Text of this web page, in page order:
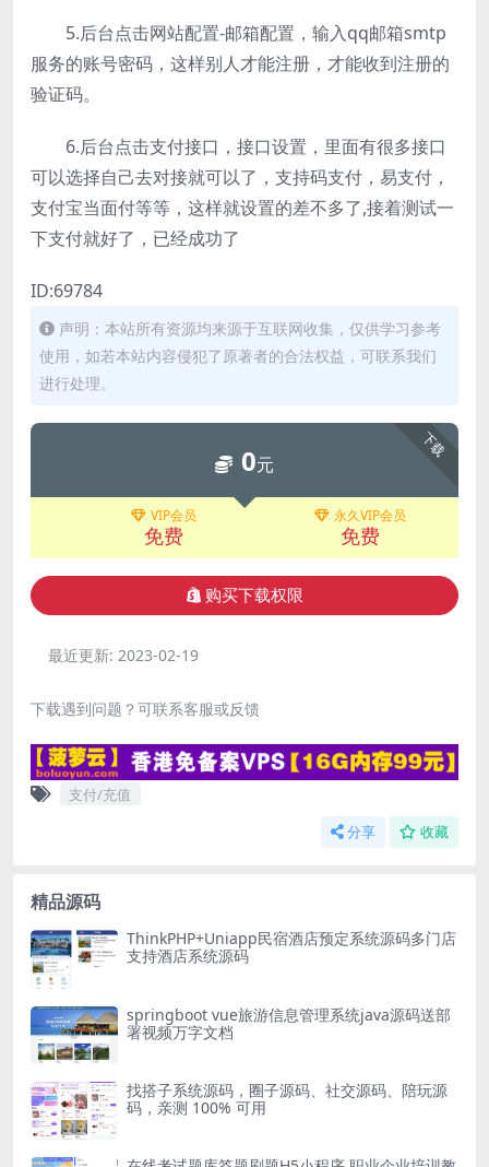
5.后台点击网站配置-邮箱配置，输入qq邮箱smtp
服务的账号密码，这样别人才能注册，才能收到注册的
验证码。
6.后台点击支付接口，接口设置，里面有很多接口
可以选择自己去对接就可以了，支持码支付，易支付，
支付宝当面付等等，这样就设置的差不多了,接着测试一
下支付就好了，已经成功了
ID:69784
声明：本站所有资源均来源于互联网收集，仅供学习参考
使用，如若本站内容侵犯了原著者的合法权益，可联系我们
进行处理。
下载
0元
VIP会员
免费
永久VIP会员
免费
购买下载权限
最近更新: 2023-02-19
下载遇到问题？可联系客服或反馈
支付/充值
分享 收藏
精品源码
ThinkPHP+Uniapp民宿酒店预定系统源码多门店
支持酒店系统源码
springboot vue旅游信息管理系统java源码送部
署视频万字文档
找搭子系统源码，圈子源码、社交源码、陪玩源
码，亲测 100% 可用